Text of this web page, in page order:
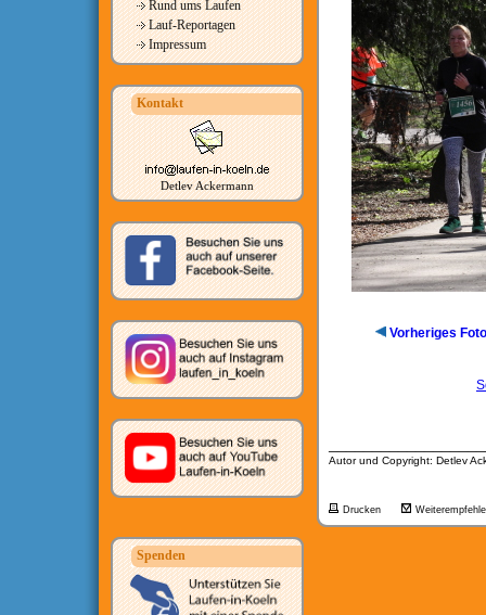
Rund ums Laufen
Lauf-Reportagen
Impressum
Kontakt
Detlev Ackermann
Spenden
Vorheriges Foto
Autor und Copyright: Detlev
Drucken